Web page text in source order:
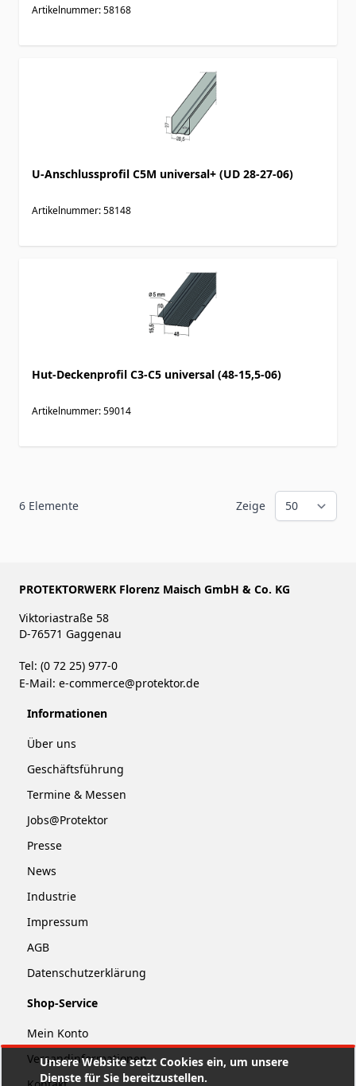
Unsere Website setzt Cookies ein, um unsere
Dienste für Sie bereitzustellen.
Artikelnummer: 58168
U-Anschlussprofil C5M universal+ (UD 28-27-06)
Artikelnummer: 58148
Hut-Deckenprofil C3-C5 universal (48-15,5-06)
Artikelnummer: 59014
6 Elemente Zeige
PROTEKTORWERK Florenz Maisch GmbH & Co. KG
Viktoriastraße 58
D-76571 Gaggenau
Tel: (0 72 25) 977-0
E-Mail: e-commerce@protektor.de
Informationen
Über uns
Geschäftsführung
Termine & Messen
Jobs@Protektor
Presse
News
Industrie
Impressum
AGB
Datenschutzerklärung
Shop-Service
Mein Konto
Versandinformationen